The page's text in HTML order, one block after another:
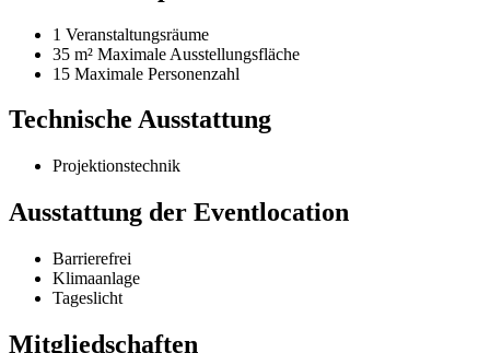
1 Veranstaltungsräume
35 m² Maximale Ausstellungsfläche
15 Maximale Personenzahl
Technische Ausstattung
Projektionstechnik
Ausstattung der Eventlocation
Barrierefrei
Klimaanlage
Tageslicht
Mitgliedschaften